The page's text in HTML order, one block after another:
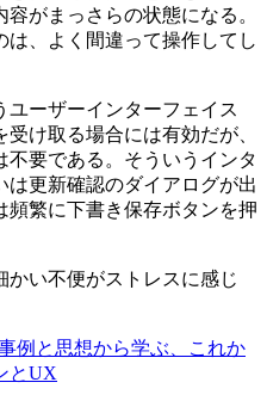
がまっさらの状態になる。
、よく間違って操作してし
ーザーインターフェイス
け取る場合には有効だが、
不要である。そういうインタ
更新確認のダイアログが出
頻繁に下書き保存ボタンを押
い不便がストレスに感じ
例と思想から学ぶ、これか
とUX